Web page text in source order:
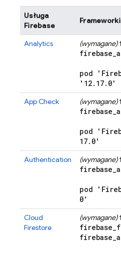
Usługa
Firebase
Analytics (wymagane)
firebase_
pod
'12. 17. 0'
App Check (wymagane)
firebase_
pod
17. 0'
Authentication (wymagane)
firebase_
pod
0'
Cloud
Firestore
(wymagane)
firebase_
firebase_